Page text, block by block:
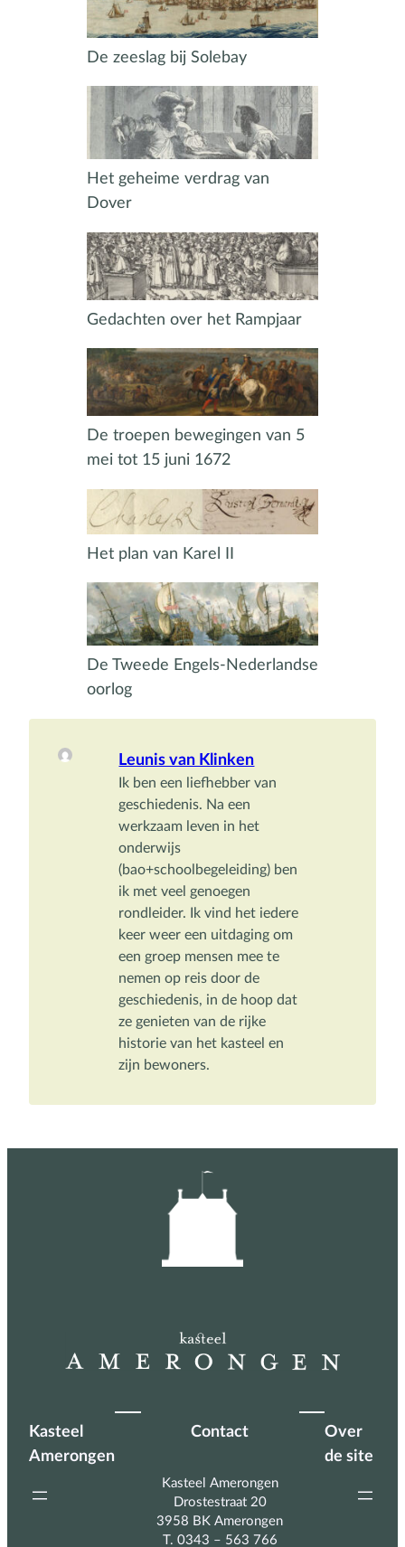
De zeeslag bij Solebay
Het geheime verdrag van
Dover
Gedachten over het Rampjaar
De troepen bewegingen van 5
mei tot 15 juni 1672
Het plan van Karel II
De Tweede Engels-Nederlandse
oorlog
Leunis van Klinken
Ik ben een liefhebber van
geschiedenis. Na een
werkzaam leven in het
onderwijs
(bao+schoolbegeleiding) ben
ik met veel genoegen
rondleider. Ik vind het iedere
keer weer een uitdaging om
een groep mensen mee te
nemen op reis door de
geschiedenis, in de hoop dat
ze genieten van de rijke
historie van het kasteel en
zijn bewoners.
Kasteel
Amerongen
Contact
Kasteel Amerongen
Drostestraat 20
3958 BK Amerongen
T. 0343 – 563 766
Over
de site